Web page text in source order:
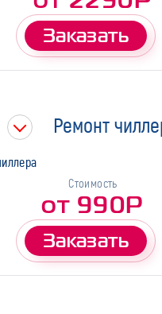
Заказать
Ремонт
Стоимость
от 990Р
Заказать